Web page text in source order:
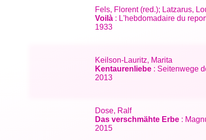
Fels, Florent (red.); Latzarus,
Voilà : L'hebdomadaire du
1933
Keilson-Lauritz, Marita
Kentaurenliebe : Seitenwege
2013
Dose, Ralf
Das verschmähte Erbe :
2015